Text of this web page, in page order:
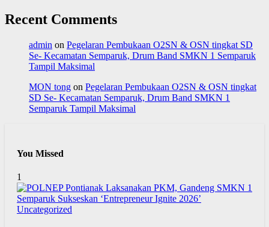
Recent Comments
admin on Pegelaran Pembukaan O2SN & OSN tingkat SD
Se- Kecamatan Semparuk, Drum Band SMKN 1 Semparuk
Tampil Maksimal
MON tong on Pegelaran Pembukaan O2SN & OSN tingkat
SD Se- Kecamatan Semparuk, Drum Band SMKN 1
Semparuk Tampil Maksimal
You Missed
1
Uncategorized